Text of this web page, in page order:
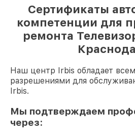
Сертификаты
компетенции для
ремонта
Наш центр Irbis обладает
разрешениями для
Irbis.
Мы подтверждаем
через: